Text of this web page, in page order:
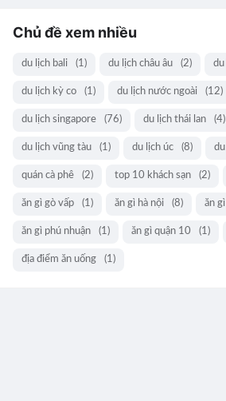
Chủ đề xem nhiều
du lịch bali (1) du lịch châu âu (2) du
du lịch kỳ co (1) du lịch nước ngoài (12)
du lịch singapore (76) du lịch thái lan (4)
du lịch vũng tàu (1) du lịch úc (8)
quán cà phê (2) top 10 khách sạn (2)
ăn gì gò vấp (1) ăn gì hà nội (8) ăn
ăn gì phú nhuận (1) ăn gì quận 10 (1)
địa điểm ăn uống (1)